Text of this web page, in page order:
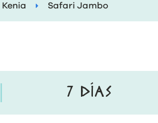
Kenia Safari Jambo
7 DÍAS